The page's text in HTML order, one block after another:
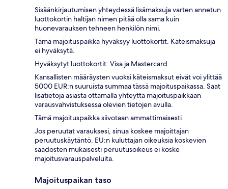
Sisäänkirjautumisen yhteydessä lisämaksuja varten annetun
luottokortin haltijan nimen pitää olla sama kuin
huonevarauksen tehneen henkilön nimi.
Tämä majoituspaikka hyväksyy luottokortit. Käteismaksuja
ei hyväksytä.
Hyväksytyt luottokortit: Visa ja Mastercard
Kansallisten määräysten vuoksi käteismaksut eivät voi ylittää
5000 EUR:n suuruista summaa tässä majoituspaikassa. Saat
lisätietoja asiasta ottamalla yhteyttä majoituspaikkaan
varausvahvistuksessa olevien tietojen avulla.
Tämä majoituspaikka siivotaan ammattimaisesti.
Jos peruutat varauksesi, sinua koskee majoittajan
peruutuskäytäntö. EU:n kuluttajan oikeuksia koskevien
säädösten mukaisesti peruutusoikeus ei koske
majoitusvarauspalveluita.
Majoituspaikan taso